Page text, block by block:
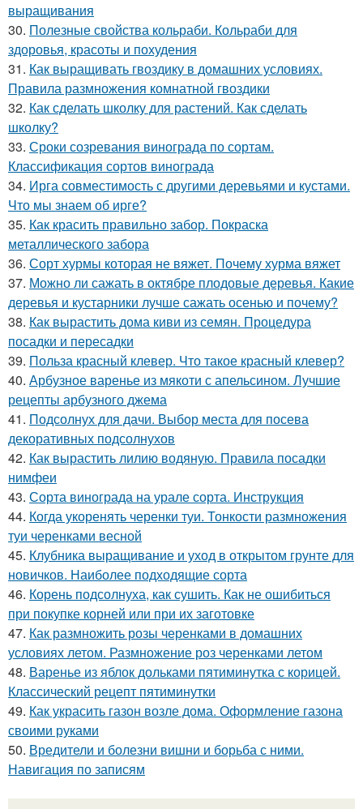
выращивания
30. Полезные свойства кольраби. Кольраби для
здоровья, красоты и похудения
31. Как выращивать гвоздику в домашних условиях.
Правила размножения комнатной гвоздики
32. Как сделать школку для растений. Как сделать
школку?
33. Сроки созревания винограда по сортам.
Классификация сортов винограда
34. Ирга совместимость с другими деревьями и кустами.
Что мы знаем об ирге?
35. Как красить правильно забор. Покраска
металлического забора
36. Сорт хурмы которая не вяжет. Почему хурма вяжет
37. Можно ли сажать в октябре плодовые деревья. Какие
деревья и кустарники лучше сажать осенью и почему?
38. Как вырастить дома киви из семян. Процедура
посадки и пересадки
39. Польза красный клевер. Что такое красный клевер?
40. Арбузное варенье из мякоти с апельсином. Лучшие
рецепты арбузного джема
41. Подсолнух для дачи. Выбор места для посева
декоративных подсолнухов
42. Как вырастить лилию водяную. Правила посадки
нимфеи
43. Сорта винограда на урале сорта. Инструкция
44. Когда укоренять черенки туи. Тонкости размножения
туи черенками весной
45. Клубника выращивание и уход в открытом грунте для
новичков. Наиболее подходящие сорта
46. Корень подсолнуха, как сушить. Как не ошибиться
при покупке корней или при их заготовке
47. Как размножить розы черенками в домашних
условиях летом. Размножение роз черенками летом
48. Варенье из яблок дольками пятиминутка с корицей.
Классический рецепт пятиминутки
49. Как украсить газон возле дома. Оформление газона
своими руками
50. Вредители и болезни вишни и борьба с ними.
Навигация по записям